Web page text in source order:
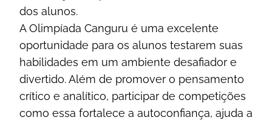
dos alunos.
A Olimpíada Canguru é uma excelente
oportunidade para os alunos testarem suas
habilidades em um ambiente desafiador e
divertido. Além de promover o pensamento
crítico e analítico, participar de competições
como essa fortalece a autoconfiança, ajuda a